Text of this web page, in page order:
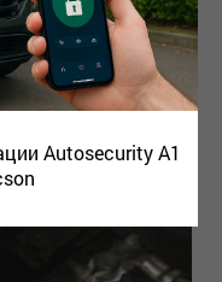
Autosecurity A1